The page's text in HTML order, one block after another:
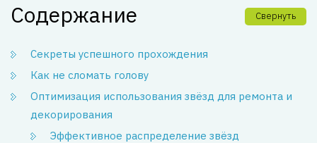
Содержание Свернуть
Секреты успешного прохождения
Как не сломать голову
Оптимизация использования звёзд для ремонта и
декорирования
Эффективное распределение звёзд